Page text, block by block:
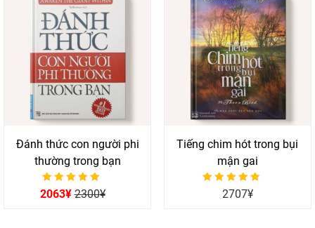
Đánh thức con người phi
thường trong bạn
Được xếp hạng
0
2063¥ 2300¥
Tiếng chim hót trong bụi
mận gai
Được xếp hạng
0
2707¥